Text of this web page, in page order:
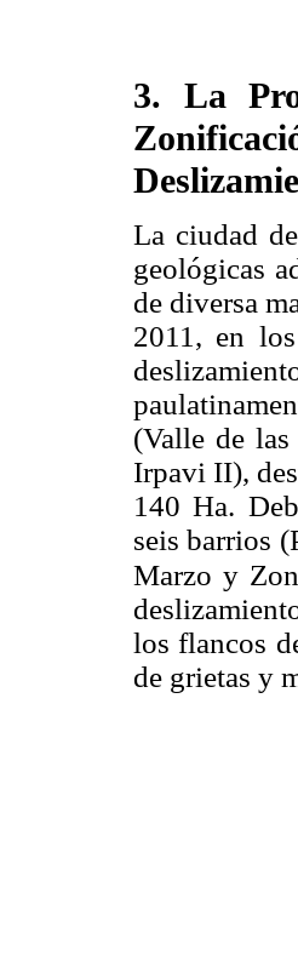
3. La
La ciudad
geológicas
de diversa
2011, en
(Valle de
Irpavi II),
140 Ha.
seis barrios
Marzo y
los flancos
de grietas y